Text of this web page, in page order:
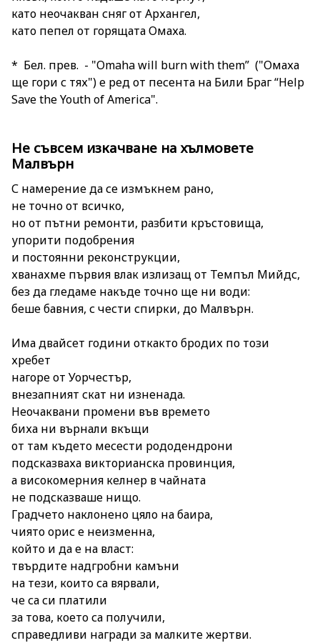
като неочакван сняг от Архангел,
като пепел от горящата Омаха.
* Бел. прев. - "Omaha will burn with them” ("Омаха
ще гори с тях") e ред от песента на Били Браг “Help
Save the Youth of America".
Не съвсем изкачване на хълмовете
Малвърн
С намерение да се измъкнем рано,
не точно от всичко,
но от пътни ремонти, разбити кръстовища,
упорити подобрения
и постоянни реконструкции,
хванахме първия влак излизащ от Темпъл Мийдс,
без да гледаме накъде точно ще ни води:
беше бавния, с чести спирки, до Малвърн.
Има двайсет години откакто бродих по този
хребет
нагоре от Уорчестър,
внезапният скат ни изненада.
Неочаквани промени във времето
биха ни върнали вкъщи
от там където месести рододендрони
подсказваха викторианска провинция,
а високомерния келнер в чайната
не подсказваше нищо.
Градчето наклонено цяло на баира,
чиято орис е неизменна,
който и да е на власт:
твърдите надгробни камъни
на тези, които са вярвали,
че са си платили
за това, което са получили,
справедливи награди за малките жертви.